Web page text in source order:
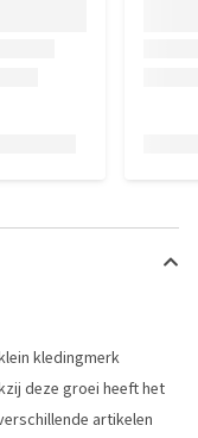
kledingmerk
deze groei heeft het
artikelen